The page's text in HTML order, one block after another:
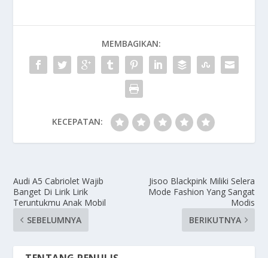
MEMBAGIKAN:
KECEPATAN:
Audi A5 Cabriolet Wajib
Banget Di Lirik Lirik
Teruntukmu Anak Mobil
SEBELUMNYA
Jisoo Blackpink Miliki Selera
Mode Fashion Yang Sangat
Modis
BERIKUTNYA